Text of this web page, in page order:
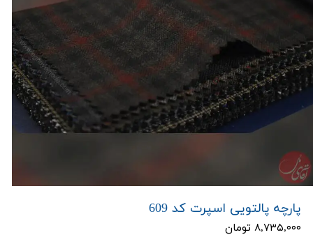
پارچه پالتویی اسپرت کد 609
۸,۷۳۵,۰۰۰ تومان